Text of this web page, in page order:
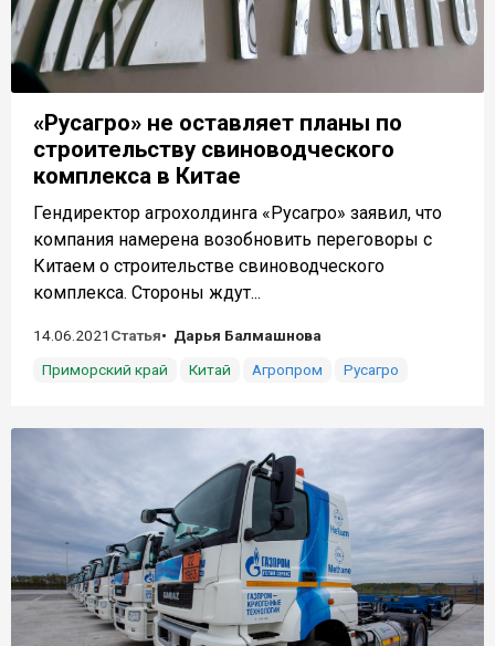
«Русагро» не оставляет планы по
строительству свиноводческого
комплекса в Китае
Гендиректор агрохолдинга «Русагро» заявил, что
компания намерена возобновить переговоры с
Китаем о строительстве свиноводческого
комплекса. Стороны ждут...
14.06.2021 Статья
Дарья Балмашнова
Приморский край
Китай Агропром Русагро